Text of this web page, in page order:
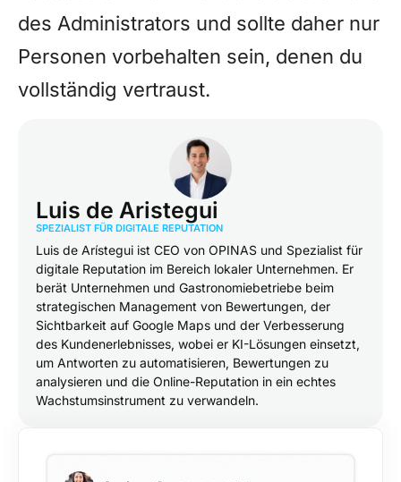
des Administrators und sollte daher nur
Personen vorbehalten sein, denen du
vollständig vertraust.
Luis de Aristegui
SPEZIALIST FÜR DIGITALE REPUTATION
Luis de Arístegui ist CEO von OPINAS und Spezialist für
digitale Reputation im Bereich lokaler Unternehmen. Er
berät Unternehmen und Gastronomiebetriebe beim
strategischen Management von Bewertungen, der
Sichtbarkeit auf Google Maps und der Verbesserung
des Kundenerlebnisses, wobei er KI-Lösungen einsetzt,
um Antworten zu automatisieren, Bewertungen zu
analysieren und die Online-Reputation in ein echtes
Wachstumsinstrument zu verwandeln.